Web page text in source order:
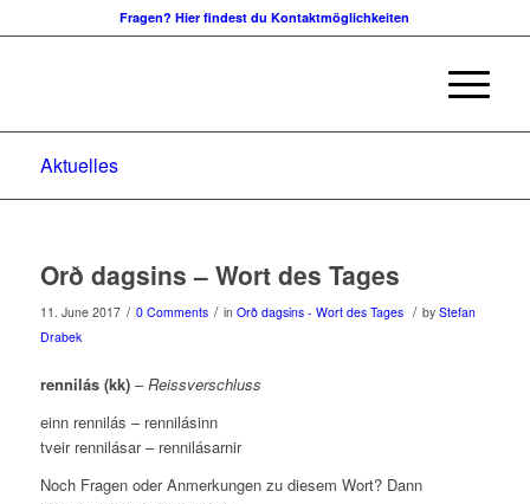
Fragen? Hier findest du Kontaktmöglichkeiten
Aktuelles
Orð dagsins – Wort des Tages
11. June 2017 / 0 Comments / in Orð dagsins - Wort des Tages / by Stefan
Drabek
rennilás (kk) –Reissverschluss
einn rennilás – rennilásinn
tveir rennilásar – rennilásarnir
Noch Fragen oder Anmerkungen zu diesem Wort? Dann